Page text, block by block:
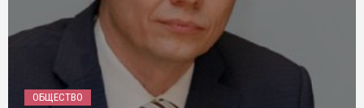
ОБЩЕСТВО